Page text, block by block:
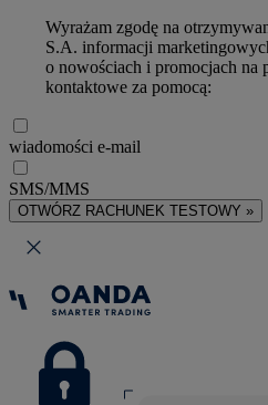
Wyrażam zgodę na
S.A. informacji
o nowościach i promocjach na
kontaktowe za pomocą:
wiadomości e-mail
SMS/MMS
OTWÓRZ RACHUNEK TESTOWY »